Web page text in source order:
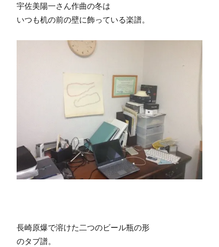
宇佐美陽一さん作曲の冬は
いつも机の前の壁に飾っている楽譜。
長崎原爆で溶けた二つのビール瓶の形
のタブ譜。